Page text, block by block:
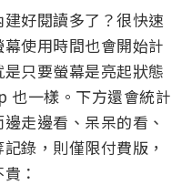
好閱讀多了？很快速
使用時間也會開始計
只要螢幕是亮起狀態
也一樣。下方還會統計
走邊看、呆呆的看、
錄，則僅限付費版，
：